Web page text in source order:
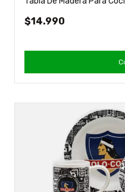
$14.990